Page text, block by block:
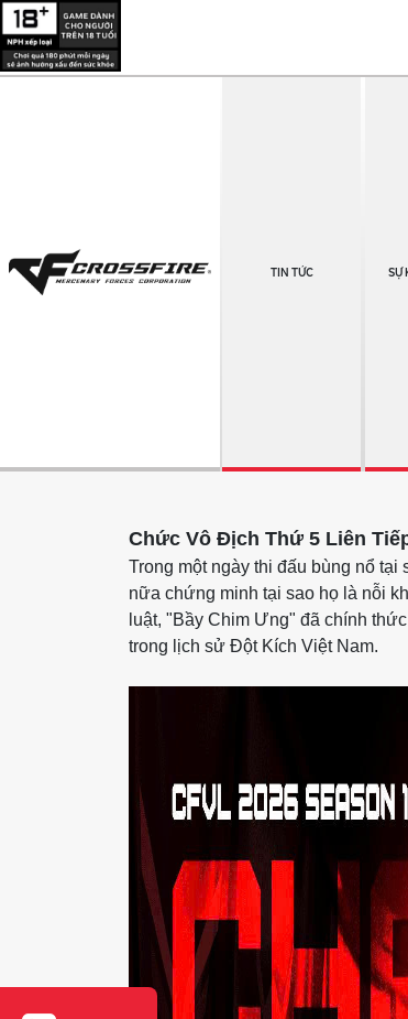
TIN TỨC SỰ
Chức Vô Địch Thứ 5 Liên
Trong một ngày thi đấu bùng nổ
nữa chứng minh tại sao họ là nỗi
luật, "Bầy Chim Ưng" đã chính
trong lịch sử Đột Kích Việt Nam.